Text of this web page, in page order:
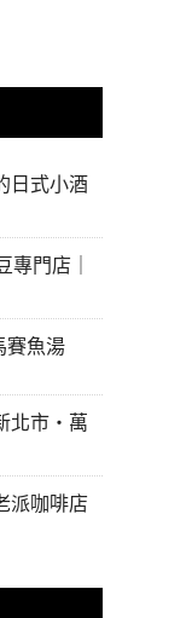
日式小酒
門店｜
賽魚湯
北市・萬
派咖啡店